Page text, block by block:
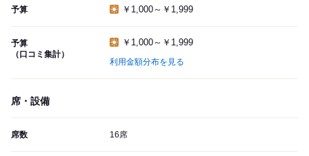
予算 ￥1,000～￥1,999
予算
（口コミ集計）
￥1,000～￥1,999
利用金額分布を見る
席・設備
席数 16席